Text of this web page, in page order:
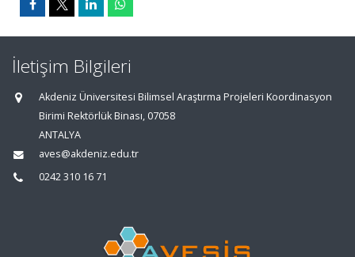
İletişim Bilgileri
Akdeniz Üniversitesi Bilimsel Araştırma Projeleri Koordinasyon
Birimi Rektörlük Binası, 07058
ANTALYA
aves@akdeniz.edu.tr
0242 310 16 71